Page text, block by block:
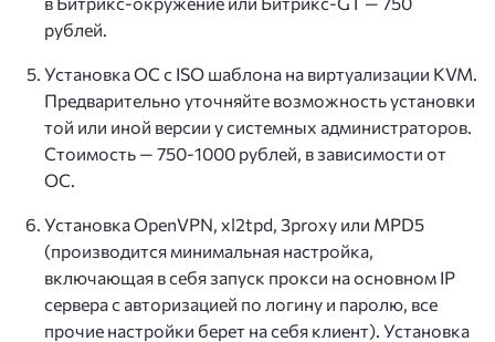
рублей.
Установка ОС с ISO шаблона на виртуализации KVM.
Предварительно уточняйте возможность установки
той или иной версии у системных администраторов.
Стоимость — 750-1000 рублей, в зависимости от
ОС.
Установка OpenVPN, xl2tpd, 3proxy или MPD5
(производится минимальная настройка,
включающая в себя запуск прокси на основном IP
сервера с авторизацией по логину и паролю, все
прочие настройки берет на себя клиент). Установка